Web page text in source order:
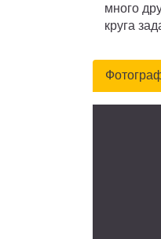
много
круга